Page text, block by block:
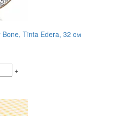
Tinta Edera, 32 cм
+